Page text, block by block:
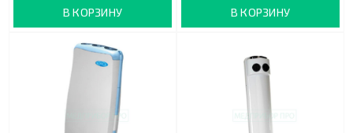
В КОРЗИНУ В КОРЗИНУ